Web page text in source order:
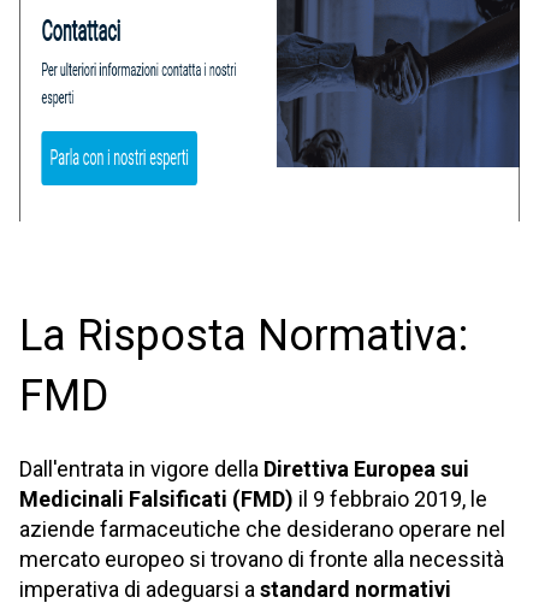
La Risposta Normativa:
FMD
Dall'entrata in vigore della Direttiva Europea sui
Medicinali Falsificati (FMD) il 9 febbraio 2019, le
aziende farmaceutiche che desiderano operare nel
mercato europeo si trovano di fronte alla necessità
imperativa di adeguarsi a standard normativi